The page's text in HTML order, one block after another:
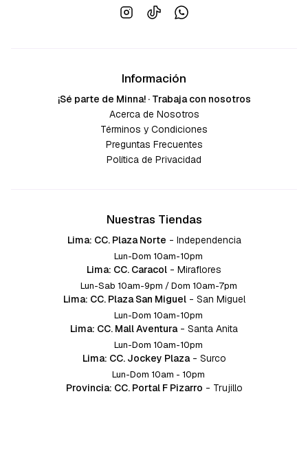
Información
¡Sé parte de Minna! · Trabaja con nosotros
Acerca de Nosotros
Términos y Condiciones
Preguntas Frecuentes
Política de Privacidad
Nuestras Tiendas
Lima: CC. Plaza Norte - Independencia
Lun-Dom 10am-10pm
Lima: CC. Caracol - Miraflores
Lun-Sab 10am-9pm / Dom 10am-7pm
Lima: CC. Plaza San Miguel - San Miguel
Lun-Dom 10am-10pm
Lima: CC. Mall Aventura - Santa Anita
Lun-Dom 10am-10pm
Lima: CC. Jockey Plaza - Surco
Lun-Dom 10am - 10pm
Provincia: CC. Portal F Pizarro - Trujillo